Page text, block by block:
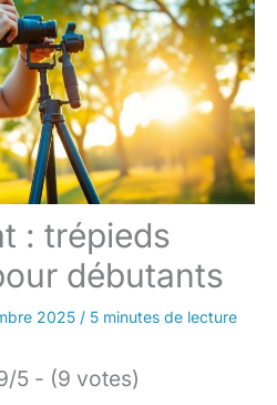
: trépieds
débutants
2025 / 5 minutes de lecture
5 - (9 votes)